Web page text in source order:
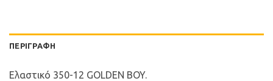
ΠΕΡΙΓΡΑΦΉ
Ελαστικό 350-12 GOLDEN BOY.